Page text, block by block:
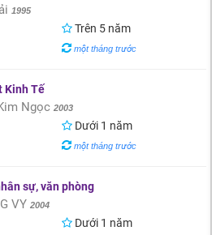
1995
Trên 5 năm
một tháng trước
Kinh Tế
Ngọc 2003
Dưới 1 năm
một tháng trước
sự, văn phòng
VY 2004
Dưới 1 năm